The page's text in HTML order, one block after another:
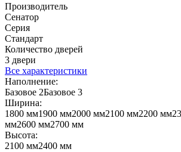
Производитель
Сенатор
Серия
Стандарт
Количество дверей
3 двери
Все характеристики
Наполнение:
Базовое 2Базовое 3
Ширина:
1800 мм1900 мм2000 мм2100 мм2200 мм
мм2600 мм2700 мм
Высота:
2100 мм2400 мм